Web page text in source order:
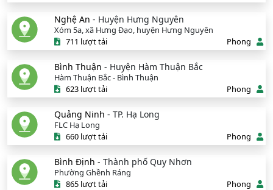
Nghệ An - Huyện Hưng Nguyên
Xóm 5a, xã Hưng Đạo, huyện Hưng Nguyên
711 lượt tải
Phong
Bình Thuận - Huyện Hàm Thuận Bắc
Hàm Thuận Bắc - Bình Thuận
623 lượt tải
Phong
Quảng Ninh - TP. Hạ Long
FLC Hạ Long
660 lượt tải
Phong
Bình Định - Thành phố Quy Nhơn
Phường Ghềnh Ráng
865 lượt tải
Phong